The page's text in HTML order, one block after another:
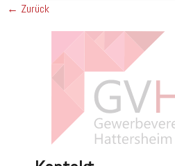
← Zurück